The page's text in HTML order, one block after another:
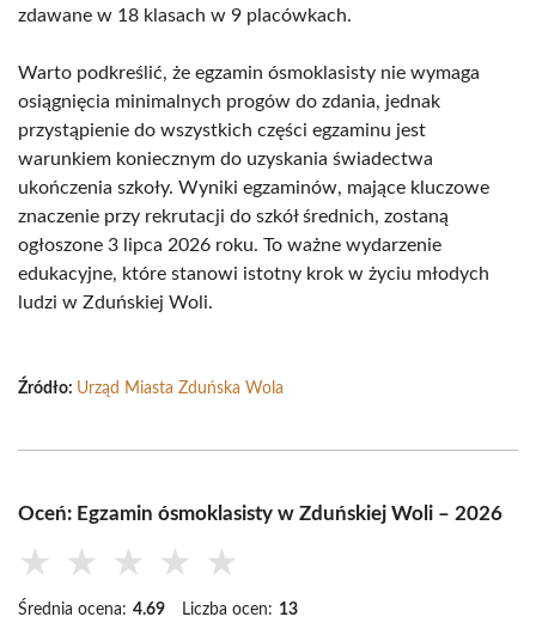
zdawane w 18 klasach w 9 placówkach.
Warto podkreślić, że egzamin ósmoklasisty nie wymaga
osiągnięcia minimalnych progów do zdania, jednak
przystąpienie do wszystkich części egzaminu jest
warunkiem koniecznym do uzyskania świadectwa
ukończenia szkoły. Wyniki egzaminów, mające kluczowe
znaczenie przy rekrutacji do szkół średnich, zostaną
ogłoszone 3 lipca 2026 roku. To ważne wydarzenie
edukacyjne, które stanowi istotny krok w życiu młodych
ludzi w Zduńskiej Woli.
Źródło: Urząd Miasta Zduńska Wola
Oceń: Egzamin ósmoklasisty w Zduńskiej Woli – 2026
★ ★ ★ ★ ★
Średnia ocena: 4.69 Liczba ocen: 13